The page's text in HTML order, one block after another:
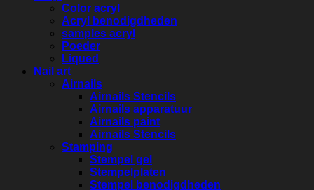
Color acryl
Acryl benodigdheden
samples acryl
Poeder
Liqued
Nail art
Airnails
Airnails Stencils
Airnails apparatuur
Airnails paint
Airnails Stencils
Stamping
Stempel gel
Stempelplaten
Stempel benodigdheden